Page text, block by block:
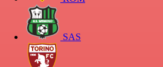
SAS